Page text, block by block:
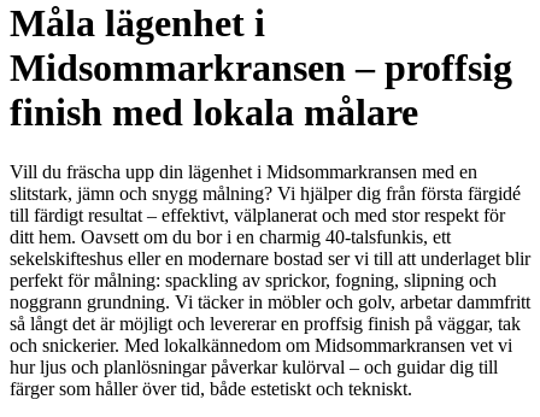
Måla lägenhet i
Midsommarkransen – proffsig
finish med lokala målare
Vill du fräscha upp din lägenhet i Midsommarkransen med en
slitstark, jämn och snygg målning? Vi hjälper dig från första färgidé
till färdigt resultat – effektivt, välplanerat och med stor respekt för
ditt hem. Oavsett om du bor i en charmig 40-talsfunkis, ett
sekelskifteshus eller en modernare bostad ser vi till att underlaget blir
perfekt för målning: spackling av sprickor, fogning, slipning och
noggrann grundning. Vi täcker in möbler och golv, arbetar dammfritt
så långt det är möjligt och levererar en proffsig finish på väggar, tak
och snickerier. Med lokalkännedom om Midsommarkransen vet vi
hur ljus och planlösningar påverkar kulörval – och guidar dig till
färger som håller över tid, både estetiskt och tekniskt.